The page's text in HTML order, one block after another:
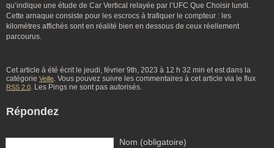
qu’indique une étude de Car Vertical relayée par l’UFC Que Choisir lundi.
Cette arnaque consiste pour les escrocs à trafiquer le compteur : les
kilomètres affichés sont en réalité bien en dessous de ceux réellement
parcourus.
Cet article à été écrit le jeudi, février 9th, 2023 à 12 h 32 min et est dans la
catégorie Veille. Vous pouvez suivre les commentaires à cet article via le flux
RSS 2.0. Les Pings ne sont pas autorisés.
Répondez
Nom (obligatoire)